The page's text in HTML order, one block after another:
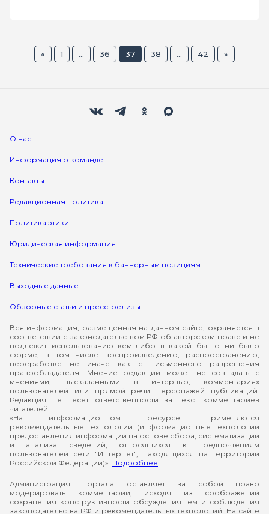
« 1 ... 36 37 38 ... 42 »
О нас
Информация о команде
Контакты
Редакционная политика
Политика этики
Юридическая информация
Технические требования к баннерным позициям
Выходные данные
Обзорные статьи и пресс-релизы
Вся информация, размещенная на данном сайте, охраняется в
соответствии с законодательством РФ об авторском праве и не
подлежит использованию кем-либо в какой бы то ни было
форме, в том числе воспроизведению, распространению,
переработке не иначе как с письменного разрешения
правообладателя. Мнение редакции может не совпадать с
мнениями, высказанными в интервью, комментариях
пользователей или прямой речи персонажей публикаций.
Редакция не несёт ответственности за текст комментариев
читателей.
«На информационном ресурсе применяются
рекомендательные технологии (информационные технологии
предоставления информации на основе сбора, систематизации
и анализа сведений, относящихся к предпочтениям
пользователей сети "Интернет", находящихся на территории
Российской Федерации)». Подробнее
Администрация портала оставляет за собой право
модерировать комментарии, исходя из соображений
сохранения конструктивности обсуждения тем и соблюдения
законодательства РФ и рекомендательных технологий. На сайте